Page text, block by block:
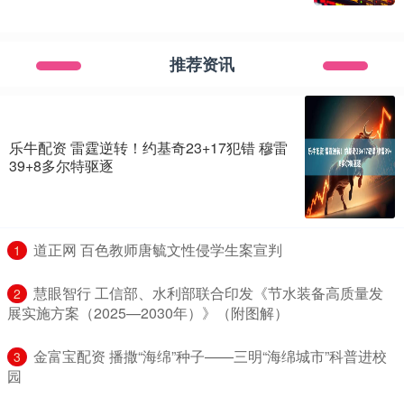
推荐资讯
乐牛配资 雷霆逆转！约基奇23+17犯错 穆雷
39+8多尔特驱逐
1 ​道正网 百色教师唐毓文性侵学生案宣判
2
​慧眼智行 工信部、水利部联合印发《节水装备高质量发
展实施方案（2025—2030年）》（附图解）
3
​金富宝配资 播撒“海绵”种子——三明“海绵城市”科普进校
园